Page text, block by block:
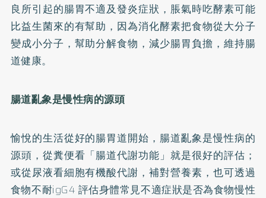
良所引起的腸胃不適及發炎症狀，脹氣時吃酵素可能
比益生菌來的有幫助，因為消化酵素把食物從大分子
變成小分子，幫助分解食物，減少腸胃負擔，維持腸
道健康。
腸道亂象是慢性病的源頭
愉悅的生活從好的腸胃道開始，腸道亂象是慢性病的
源頭，從糞便看「腸道代謝功能」就是很好的評估；
或從尿液看細胞有機酸代謝，補對營養素，也可透過
食物不耐igG4 評估身體常見不適症狀是否為食物慢性